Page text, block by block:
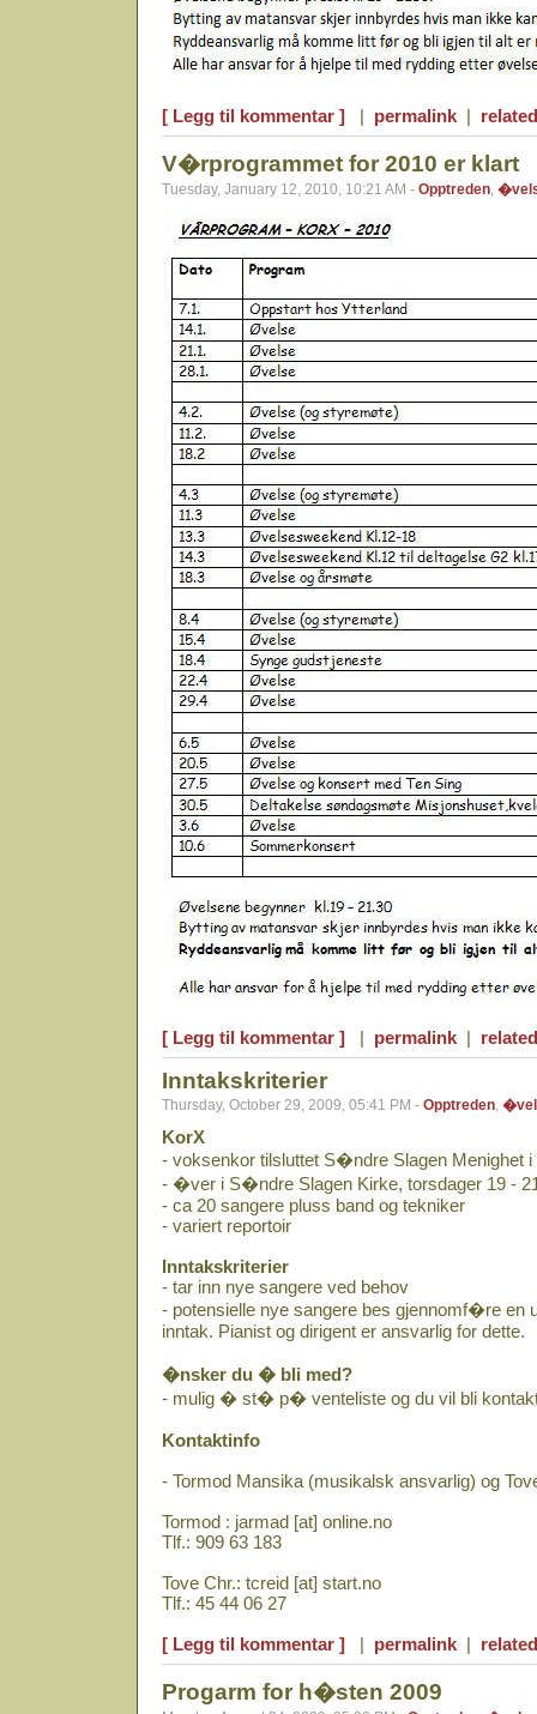
[ Legg til kommentar ] | permalink |
V�rprogrammet for 2010 er klart
Tuesday, January 12, 2010, 10:21 AM - Opptreden,
[ Legg til kommentar ] | permalink |
Inntakskriterier
Thursday, October 29, 2009, 05:41 PM - Opptreden,
KorX
- voksenkor tilsluttet S�ndre Slagen Menighet
- �ver i S�ndre Slagen Kirke, torsdager 19 -
- ca 20 sangere pluss band og tekniker
- variert reportoir
Inntakskriterier
- tar inn nye sangere ved behov
- potensielle nye sangere bes gjennomf�re
inntak. Pianist og dirigent er ansvarlig for dette.
�nsker du � bli med?
- mulig � st� p� venteliste og du vil bli
Kontaktinfo
- Tormod Mansika (musikalsk ansvarlig) og
Tormod : jarmad [at] online.no
Tlf.: 909 63 183
Tove Chr.: tcreid [at] start.no
Tlf.: 45 44 06 27
[ Legg til kommentar ] | permalink |
Progarm for h�sten 2009